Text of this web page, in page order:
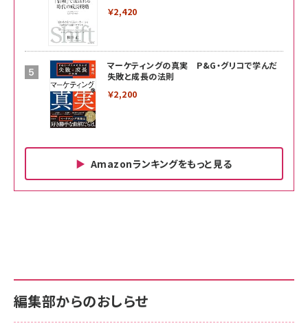
￥2,420
マーケティングの真実 P&G・グリコで学んだ
失敗と成長の法則
￥2,200
Amazonランキングをもっと見る
￥880
anan(アンアン)2026/06/24号 No.2500増刊
スペシャルエディション[王道エンタメの矜持／
サポート正規品 メーカー保証5年 KLMEA128G
NIMASO ガラスフィルム iPhone 17 用 保護フィ
サポート正規品 メーカー保証5年 KLMEA128G
Amazon eギフトカード - Amazonロゴ - クラ
編集部からのおしらせ